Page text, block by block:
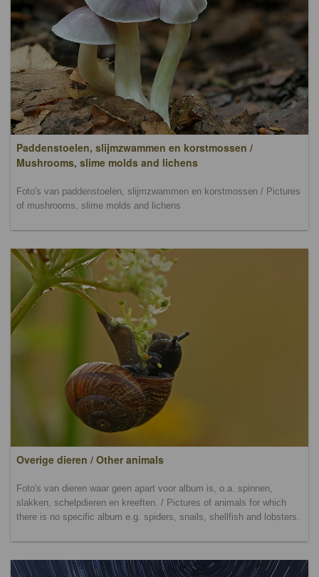
Paddenstoelen, slijmzwammen en korstmossen /
Mushrooms, slime molds and lichens
Foto's van paddenstoelen, slijmzwammen en korstmossen / Pictures
of mushrooms, slime molds and lichens
Overige dieren / Other animals
Foto's van dieren waar geen apart voor album is, o.a. spinnen,
slakken, schelpdieren en kreeften. / Pictures of animals for which
there is no specific album e.g. spiders, snails, shellfish and lobsters.